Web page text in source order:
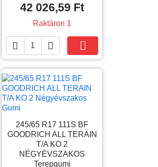
42 026,59 Ft
Raktáron 1
  
245/65 R17 111S BF
GOODRICH ALL TERAIN
T/A KO 2
NÉGYÉVSZAKOS
Terepgumi